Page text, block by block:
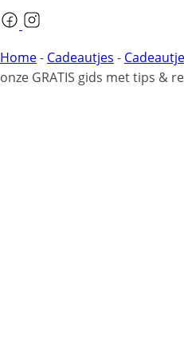
Home- Cadeautjes -
onze GRATIS gids met tips &